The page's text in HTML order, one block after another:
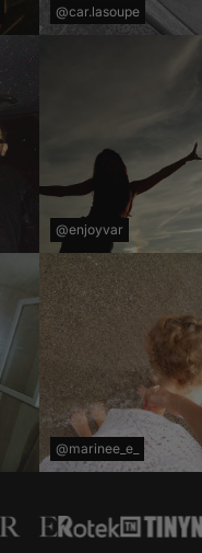
@car.lasoupe
@enjoyvar
@marinee_e_